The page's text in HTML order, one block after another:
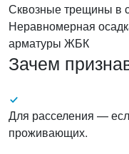
Сквозные трещины в
Неравномерная
арматуры ЖБК
Зачем
Для расселения —
проживающих.